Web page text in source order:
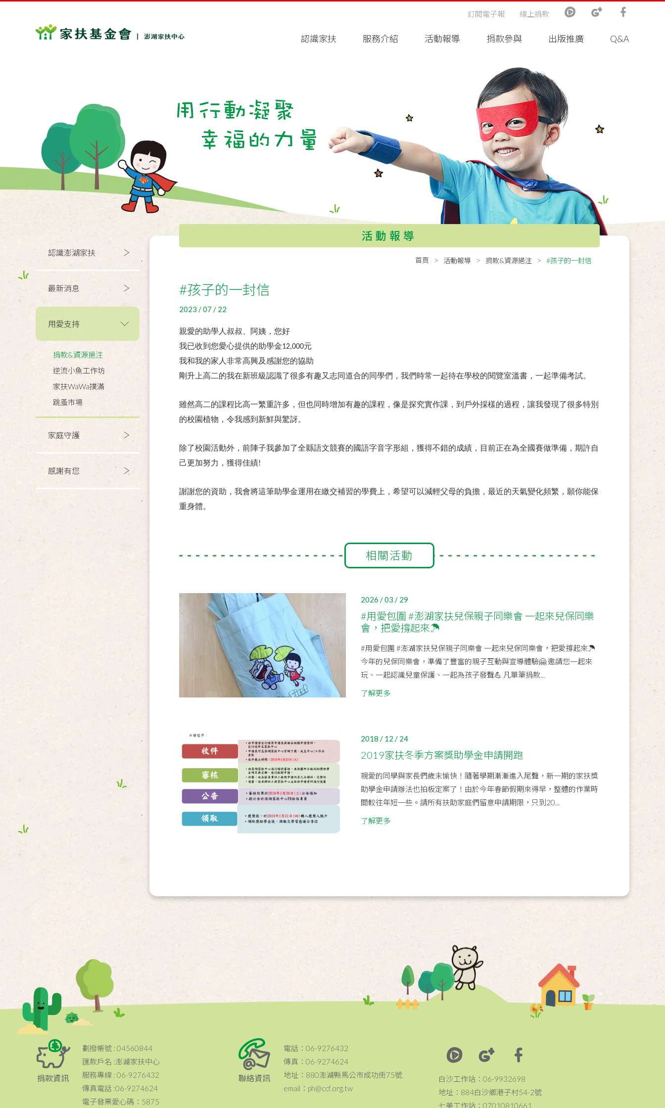
認識家扶 服務介紹 活動報導 捐款參與 出版推廣 Q&A
訂閱電子報 線上捐款
認識澎湖家扶
最新消息
用愛支持
捐款&資源挹注
逆流小魚工作坊
家扶WaWa撲滿
跳蚤市場
家庭守護
感謝有您
活動報導
首頁 活動報導 捐款&資源挹注 #孩子的一封信
#孩子的一封信
2023 / 07 / 22
親愛的助學人叔叔、阿姨，您好
我已收到您愛心提供的助學金12,000元
我和我的家人非常高興及感謝您的協助
剛升上高二的我在新班級認識了很多有趣又志同道合的同學們，我們時常一起待在學校的閱覽室溫書，一起準備考試。
雖然高二的課程比高一繁重許多，但也同時增加有趣的課程，像是探究實作課，到戶外採樣的過程，讓我發現了很多特別
的校園植物，令我感到新鮮與驚訝。
除了校園活動外，前陣子我參加了全縣語文競賽的國語字音字形組，獲得不錯的成績，目前正在為全國賽做準備，期許自
己更加努力，獲得佳績!
謝謝您的資助，我會將這筆助學金運用在繳交補習的學費上，希望可以減輕父母的負擔，最近的天氣變化頻繁，願你能保
重身體。
相關活動
2026 / 03 / 29
#用愛包圍 #澎湖家扶兒保親子同樂會 一起來兒保同樂
會，把愛撐起來☂️
#用愛包圍 #澎湖家扶兒保親子同樂會 一起來兒保同樂會，把愛撐起來☂️
今年的兒保同樂會，準備了豐富的親子互動與宣導體驗🤗 邀請您一起來
玩、一起認識兒童保護、一起為孩子發聲💪 凡單筆捐款...
了解更多
2018 / 12 / 24
2019家扶冬季方案獎助學金申請開跑
親愛的同學與家長們歲末愉快！隨著學期漸漸進入尾聲，新一期的家扶獎
助學金申請辦法也拍板定案了！由於今年春節假期來得早，整體的作業時
間較往年短一些。請所有扶助家庭們留意申請期限，只到20...
了解更多
捐款資訊
劃撥帳號 : 04560844
匯款戶名 :澎湖家扶中心
服務專線 : 06-9276432
傳真電話 :06-9274624
電子發票愛心碼：5875
聯絡資訊
電話：06-9276432
傳真：06-9274624
地址：880澎湖縣馬公市成功街75號
email：ph@ccf.org.tw
白沙工作站：06-9932698
地址：884白沙鄉港子村54-2號
七美工作站：07010810661